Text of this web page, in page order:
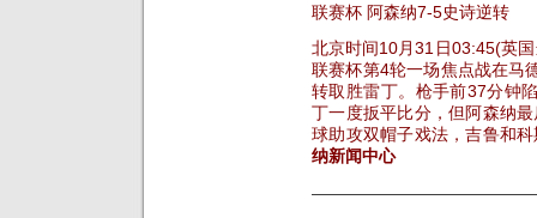
联赛杯 阿森纳7-5史诗逆转
北京时间10月31日03:45(英
联赛杯第4轮一场焦点战在马
转取胜雷丁。枪手前37分钟
丁一度扳平比分，但阿森纳
球助攻双帽子戏法，吉鲁和
纳新闻中心